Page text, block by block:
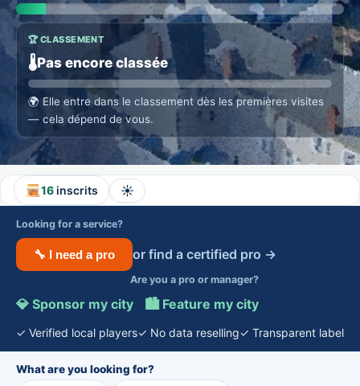
🏆 CLASSEMENT
🌡️Pas encore classée
🌍 Elle entre dans le classement dès les premières visites
— cela dépend de vous.
16inscrits ☀️
Looking for a service?
🔧 I need a pro or find a certified pro →
Are you a pro or manager?
💎 Sponsor my city · 🏙️ Feature my city
✓ Verified local players✓ No data reselling✓ Transparent label
What are you looking for?